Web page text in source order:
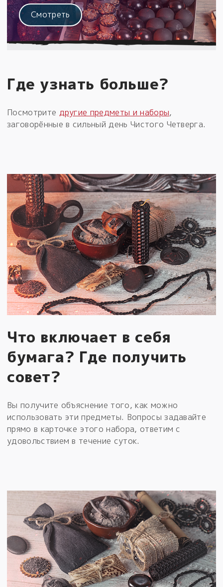
Смотреть
Где узнать больше?
Посмотрите другие предметы и наборы,
заговорённые в сильный день Чистого Четверга.
Что включает в себя
бумага? Где получить
совет?
Вы получите объяснение того, как можно
использовать эти предметы. Вопросы задавайте
прямо в карточке этого набора, ответим с
удовольствием в течение суток.